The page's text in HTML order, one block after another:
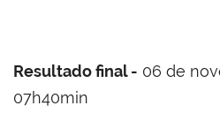
Resultado final - 06 de
07h40min